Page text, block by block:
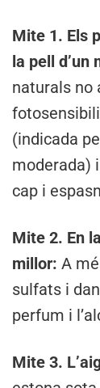
Mite 1. Els
la pell d’un
naturals no
(indicada
moderada)
cap i
Mite 2. En
millor: A
sulfats i
perfum i
Mite 3.